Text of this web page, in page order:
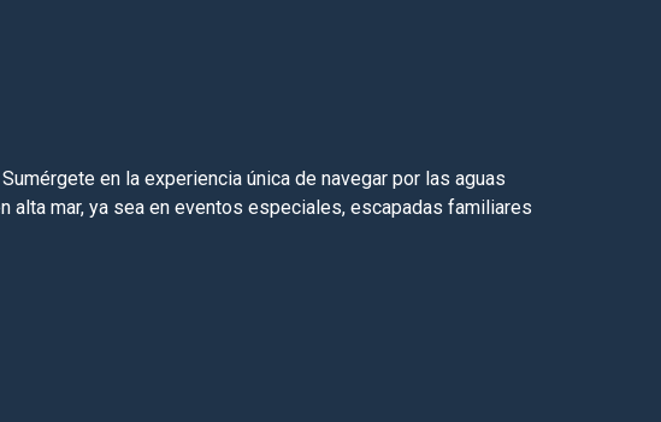
en la experiencia única de navegar por las aguas
mar, ya sea en eventos especiales, escapadas familiares